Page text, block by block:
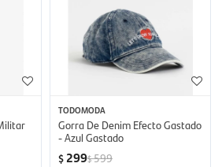
TODOMODA
Gorra De Denim Efecto Gastado
- Azul Gastado
$299$599